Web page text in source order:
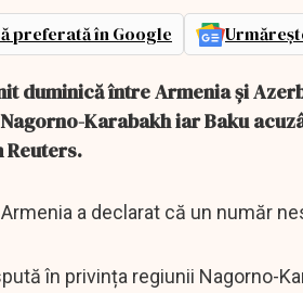
preferată în Google
duminică între Armenia și
Karabakh iar Baku
a declarat că un număr
în privința regiunii Nagorno-